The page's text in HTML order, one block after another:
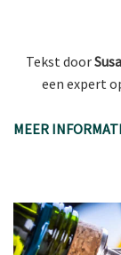
Tekst door
een expert
MEER